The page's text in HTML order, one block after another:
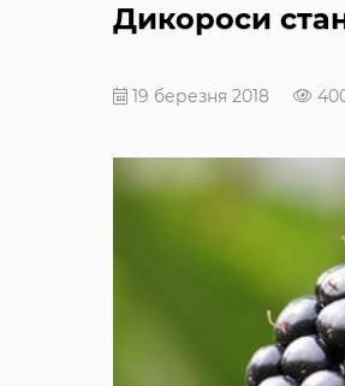
Дикороси
19 березня 2018